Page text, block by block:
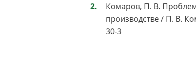
Комаров, П. В.
производстве / П. В.
30-3